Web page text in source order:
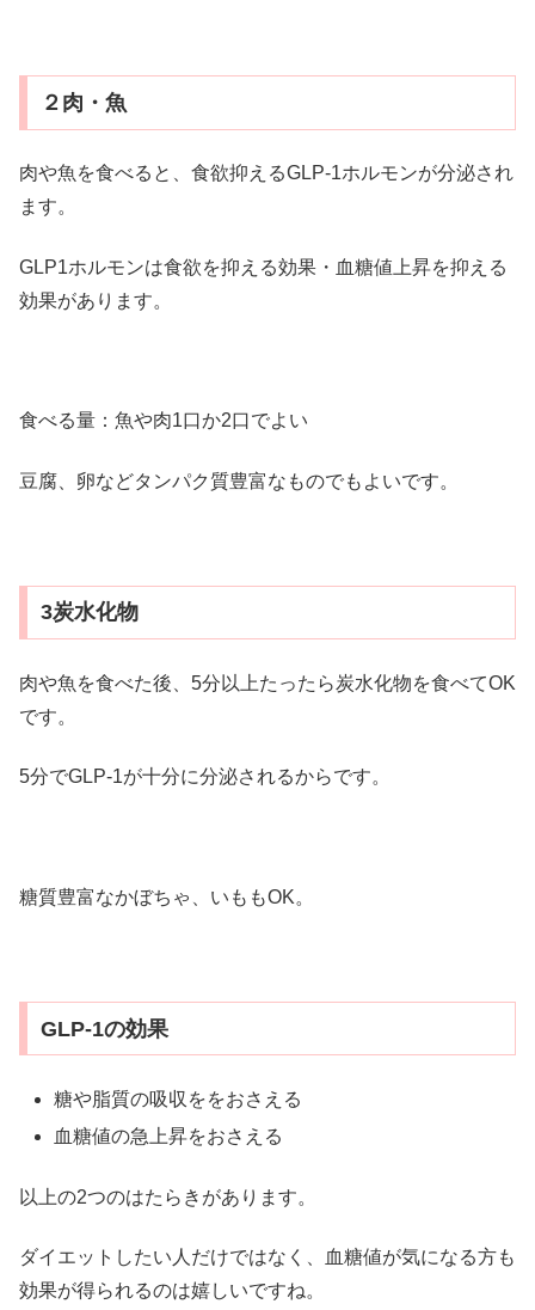
２肉・魚
肉や魚を食べると、食欲抑えるGLP-1ホルモンが分泌され
ます。
GLP1ホルモンは食欲を抑える効果・血糖値上昇を抑える
効果があります。
食べる量：魚や肉1口か2口でよい
豆腐、卵などタンパク質豊富なものでもよいです。
3炭水化物
肉や魚を食べた後、5分以上たったら炭水化物を食べてOK
です。
5分でGLP-1が十分に分泌されるからです。
糖質豊富なかぼちゃ、いももOK。
GLP-1の効果
糖や脂質の吸収ををおさえる
血糖値の急上昇をおさえる
以上の2つのはたらきがあります。
ダイエットしたい人だけではなく、血糖値が気になる方も
効果が得られるのは嬉しいですね。